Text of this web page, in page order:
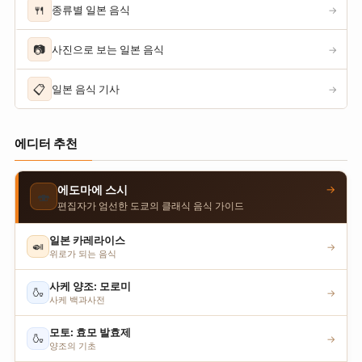
🍴 종류별 일본 음식 →
📷 사진으로 보는 일본 음식 →
📋 일본 음식 기사 →
에디터 추천
🍣 에도마에 스시
편집자가 엄선한 도쿄의 클래식 음식 가이드
→
🍛 일본 카레라이스
위로가 되는 음식
→
🍶 사케 양조: 모로미
사케 백과사전
→
🍶 모토: 효모 발효제
양조의 기초
→